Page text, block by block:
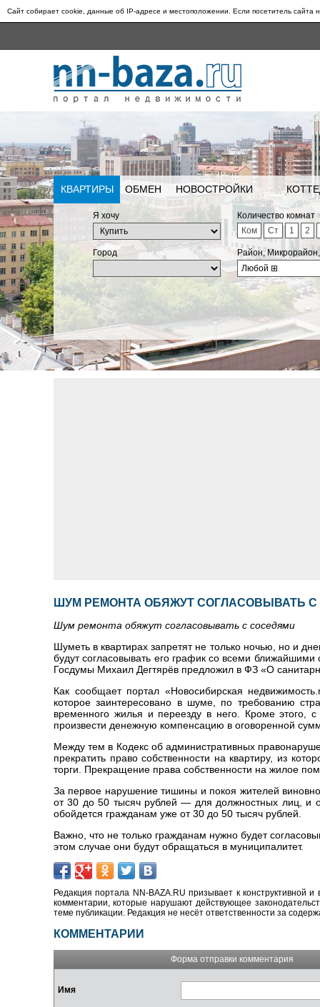
Сайт собирает cookie, данные об IP-адресе и местоположении. Если посетитель сайта
КВАРТИРЫ ОБМЕН НОВОСТРОЙКИ
Я хочу
Количество комнат
Ком
Ст 1 2
Город
Район,
Любой ⊞
ШУМ РЕМОНТА ОБЯЖУТ СОГЛАСОВЫВАТЬ
Шум ремонта обяжут согласовывать с соседями
Шуметь в квартирах запретят не только ночью, но и
будут согласовывать его график со всеми
Госдумы Михаил Дегтярёв предложил в ФЗ «О
Как сообщает портал «Новосибирская
которое заинтересовано в шуме, по требованию
временного жилья и переезду в него. Кроме этого,
произвести денежную компенсацию в оговоренной
Между тем в Кодекс об административных
прекратить право собственности на квартиру, из
торги. Прекращение права собственности на жилое
За первое нарушение тишины и покоя жителей
от 30 до 50 тысяч рублей— для должностных лиц, и
обойдется гражданам уже от 30 до 50 тысяч рублей.
Важно, что не только гражданам нужно будет
этом случае они будут обращаться в муниципалитет.
Редакция портала NN-BAZA.RU призывает к конструктивной
комментарии, которые нарушают действующее
теме публикации. Редакция не несёт ответственности за
КОММЕНТАРИИ
Форма отправки комментария
Имя